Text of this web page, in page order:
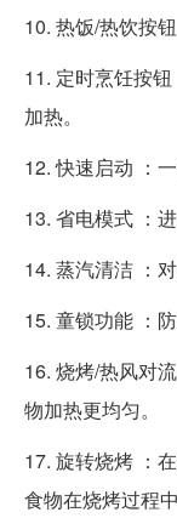
10. 热饭/热饮按
11. 定时烹饪按
加热。
12. 快速启动 ：
13. 省电模式 ：
14. 蒸汽清洁 ：
15. 童锁功能 ：
16. 烧烤/热风对
物加热更均匀。
17. 旋转烧烤 ：
食物在烧烤过程